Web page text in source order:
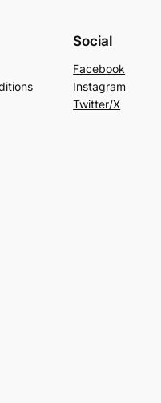
Social
Facebook
Instagram
Twitter/X